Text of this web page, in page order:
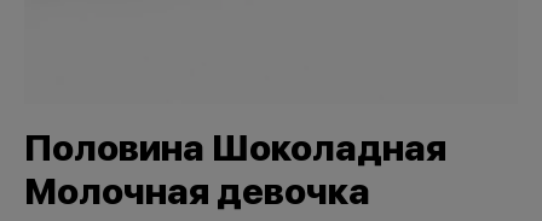
Половина Шоколадная
Молочная девочка